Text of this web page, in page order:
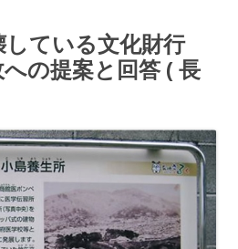
ス
キ
ッ
プ
ている文化財行
提案と回答 ( 長